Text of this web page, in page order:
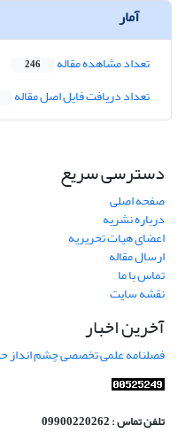
آمار
تعداد مشاهده مقاله 246
تعداد دریافت فایل اصل مقاله
دسترسی سریع
صفحه اصلی
درباره نشریه
اعضای هیات تحریریه
ارسال مقاله
تماس با ما
نقشه سایت
آخرین اخبار
فصلنامه علمی تخصصی چشم انداز
تلفن تماس : 09900220262